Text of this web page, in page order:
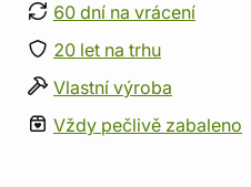
60 dní na vrácení
20 let na trhu
Vlastní výroba
Vždy pečlivě zabaleno